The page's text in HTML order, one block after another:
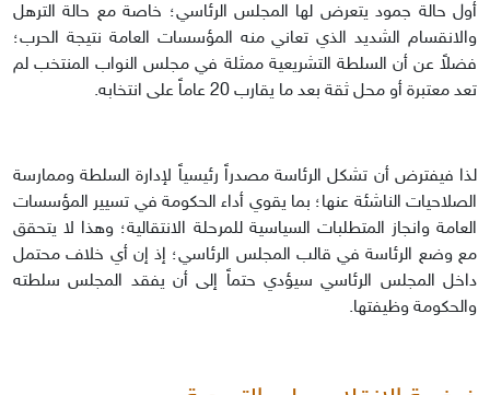
أول حالة جمود يتعرض لها المجلس الرئاسي؛ خاصة مع حالة الترهل
والانقسام الشديد الذي تعاني منه المؤسسات العامة نتيجة الحرب؛
فضلاً عن أن السلطة التشريعية ممثلة في مجلس النواب المنتخب لم
تعد معتبرة أو محل ثقة بعد ما يقارب 20 عاماً على انتخابه.
لذا فيفترض أن تشكل الرئاسة مصدراً رئيسياً لإدارة السلطة وممارسة
الصلاحيات الناشئة عنها؛ بما يقوي أداء الحكومة في تسيير المؤسسات
العامة وانجاز المتطلبات السياسية للمرحلة الانتقالية؛ وهذا لا يتحقق
مع وضع الرئاسة في قالب المجلس الرئاسي؛ إذ إن أي خلاف محتمل
داخل المجلس الرئاسي سيؤدي حتماً إلى أن يفقد المجلس سلطته
والحكومة وظيفتها.